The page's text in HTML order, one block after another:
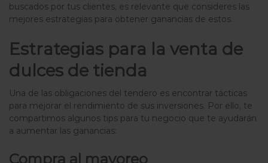
buscados por tus clientes, es relevante que consideres las
mejores estrategias para obtener ganancias de estos.
Estrategias para la venta de
dulces de tienda
Una de las obligaciones del tendero es encontrar tácticas
para mejorar el rendimiento de sus inversiones. Por ello, te
compartimos algunos tips para tu negocio que te ayudarán
a aumentar las ganancias:
Compra al mayoreo